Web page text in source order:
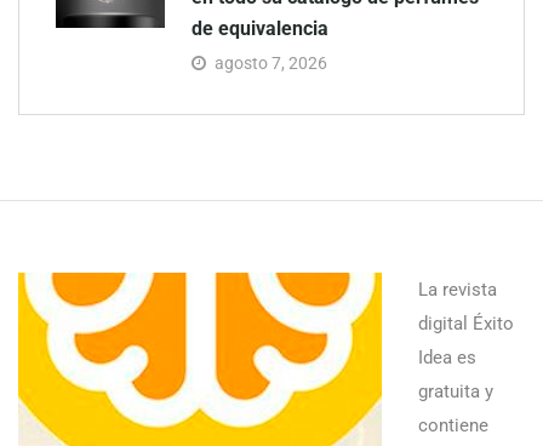
de equivalencia
agosto 7, 2026
La revista
digital Éxito
Idea es
gratuita y
contiene